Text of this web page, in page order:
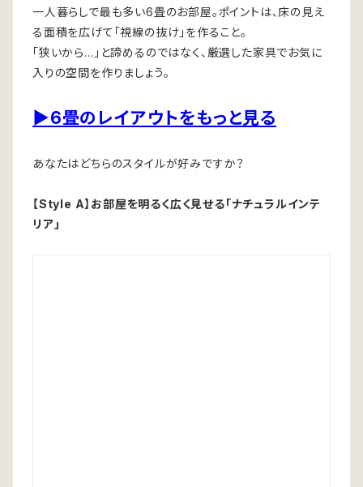
一人暮らしで最も多い6畳のお部屋。ポイントは、床の見え
る面積を広げて「視線の抜け」を作ること。
「狭いから…」と諦めるのではなく、厳選した家具でお気に
入りの空間を作りましょう。
▶6畳のレイアウトをもっと見る
あなたはどちらのスタイルが好みですか？
【Style A】お部屋を明るく広く見せる「ナチュラルインテ
リア」